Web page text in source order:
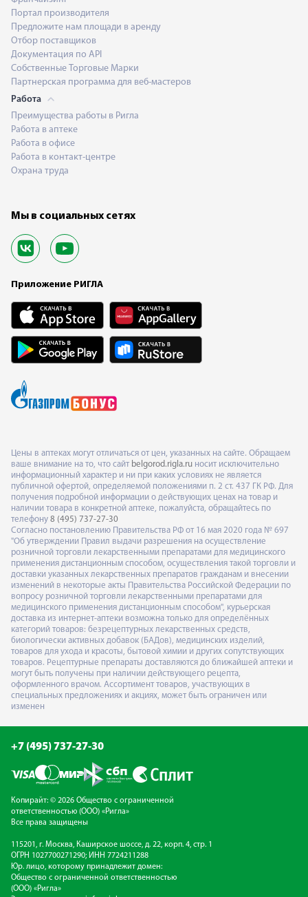
Портал производителя
Предложите нам площади в аренду
Отбор поставщиков
Документация по API
Собственные Торговые Марки
Партнерская программа для веб-мастеров
Работа
Преимущества работы в Ригла
Работа в аптеке
Работа в офисе
Работа в контакт-центре
Охрана труда
Мы в социальных сетях
Приложение РИГЛА
Цены в аптеках могут отличаться от цен, указанных на сайте. Обращаем
ваше внимание на то, что сайт belgorod.rigla.ru носит исключительно
информационный характер и ни при каких условиях не является
публичной офертой, определяемой положениями п. 2 ст. 437 ГК РФ. Для
получения подробной информации о действующих ценах на товар и
наличии товара в конкретной аптеке, пожалуйста, обращайтесь по
телефону 8 (495) 737-27-30
Согласно постановлению Правительства РФ от 16 мая 2020 года № 697
"Об утверждении Правил выдачи разрешения на осуществление
розничной торговли лекарственными препаратами для медицинского
применения дистанционным способом, осуществления такой торговли и
доставки указанных лекарственных препаратов гражданам и внесении
изменений в некоторые акты Правительства Российской Федерации по
вопросу розничной торговли лекарственными препаратами для
медицинского применения дистанционным способом", курьерская
доставка из интернет-аптеки возможна только для определённых
категорий товаров: безрецептурных лекарственных средств,
биологически активных добавок (БАДов), медицинских изделий,
товаров для ухода и красоты, бытовой химии и других сопутствующих
товаров. Рецептурные препараты доставляются до ближайшей аптеки и
могут быть получены при наличии действующего рецепта,
оформленного врачом. Ассортимент товаров, участвующих в
специальных предложениях и акциях, может быть ограничен или
изменен
+7 (495) 737-27-30
Копирайт: © 2026 Общество с ограниченной
ответственностью (ООО) «Ригла»
Все права защищены
115201, г. Москва, Каширское шоссе, д. 22, корп. 4, стр. 1
ОГРН 1027700271290; ИНН 7724211288
Юр. лицо, которому принадлежит домен:
Общество с ограниченной ответственностью
(ООО) «Ригла»